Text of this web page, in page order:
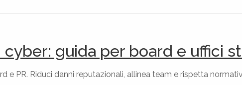
guida per board e uffici
e PR. Riduci danni reputazionali, allinea team e rispetta